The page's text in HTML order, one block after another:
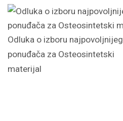
Odluka o izboru najpovoljnijeg
ponuđača za Osteosintetski
materijal